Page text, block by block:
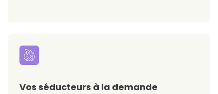
Vos séducteurs à la demande